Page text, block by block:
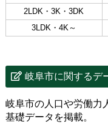
2LDK・3K・3DK
3LDK・4K～
岐阜市に関するデ
岐阜市の人口や労働力
基礎データを掲載。